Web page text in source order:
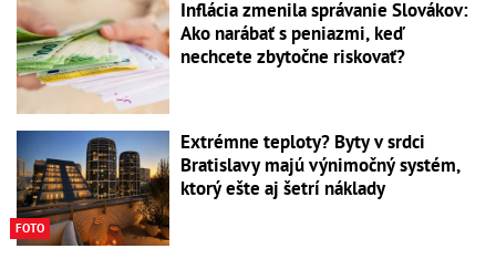
Inflácia zmenila správanie Slovákov:
Ako narábať s peniazmi, keď
nechcete zbytočne riskovať?
FOTO
Extrémne teploty? Byty v srdci
Bratislavy majú výnimočný systém,
ktorý ešte aj šetrí náklady